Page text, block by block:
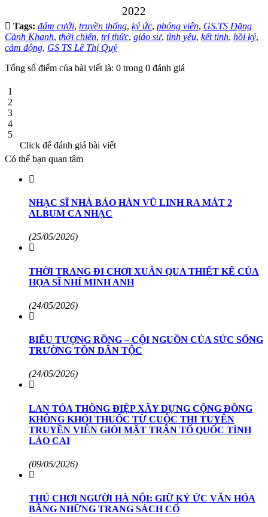
2022
Tags: đám cưới, truyền thống, ký ức, phóng viên, GS.TS Đặng
Cảnh Khanh, thời chiến, trí thức, giáo sư, tình yêu, kết tinh, hồi ký,
cảm động, GS TS Lê Thị Quý
Tổng số điểm của bài viết là: 0 trong 0 đánh giá
1
2
3
4
5
Click để đánh giá bài viết
Có thể bạn quan tâm
NHẠC SĨ NHÀ BÁO HÀN VŨ LINH RA MÁT 2
ALBUM CA NHẠC
(25/05/2026)
THỜI TRANG ĐI CHƠI XUÂN QUA THIẾT KẾ CỦA
HỌA SĨ NHÍ MINH ANH
(24/05/2026)
BIỂU TƯỢNG RỒNG – CỘI NGUỒN CỦA SỨC SỐNG
TRƯỜNG TỒN DÂN TỘC
(24/05/2026)
LAN TỎA THÔNG ĐIỆP XÂY DỰNG CỘNG ĐỒNG
KHÔNG KHÓI THUỐC TỪ CUỘC THI TUYÊN
TRUYỀN VIÊN GIỎI MẶT TRẬN TỔ QUỐC TỈNH
LÀO CAI
(09/05/2026)
THÚ CHƠI NGƯỜI HÀ NỘI: GIỮ KÝ ỨC VĂN HÓA
BẰNG NHỮNG TRANG SÁCH CỔ